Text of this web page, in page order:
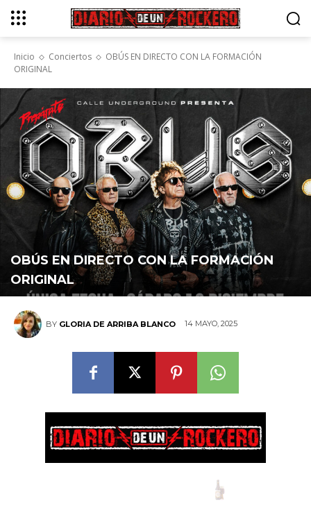
Inicio Conciertos
OBÚS EN DIRECTO CON LA FORMACIÓN
ORIGINAL
OBÚS EN DIRECTO CON LA FORMACIÓN
ORIGINAL
BY GLORIA DE ARRIBA BLANCO 14 MAYO, 2025